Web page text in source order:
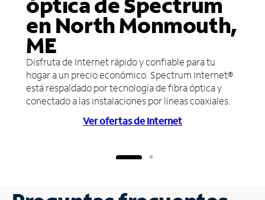
en North Monmouth,
ME
Disfruta de Internet rápido y confiable para tu
hogar a un precio económico. Spectrum Internet®
está respaldado por tecnología de fibra óptica y
conectado a las instalaciones por líneas coaxiales.
Ver ofertas de Internet